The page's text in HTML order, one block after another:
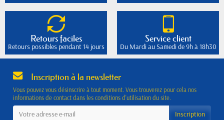
Retours faciles
Retours possibles pendant 14 jours
Service client
Du Mardi au Samedi de 9h à 18h30
Inscription à la newsletter
Vous pouvez vous désinscrire à tout moment. Vous trouverez pour cela nos
informations de contact dans les conditions d'utilisation du site.